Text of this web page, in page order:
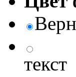
текст